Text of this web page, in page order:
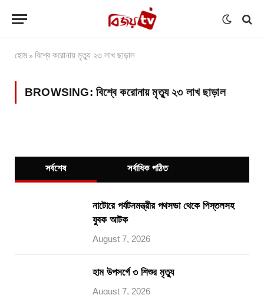
হোম » বিশ্বে করোনায় মৃত্যু ২৩ লাখ ছাড়াল
BROWSING: বিশ্বে করোনায় মৃত্যু ২৩ লাখ ছাড়াল
সর্বশেষ সর্বাধিক পঠিত
নাটোরে পর্যটনমন্ত্রীর পথসভা থেকে পিস্তলসহ
যুবক আটক
August 7, 2026
হাম উপসর্গে ৩ শিশুর মৃত্যু
August 7, 2026